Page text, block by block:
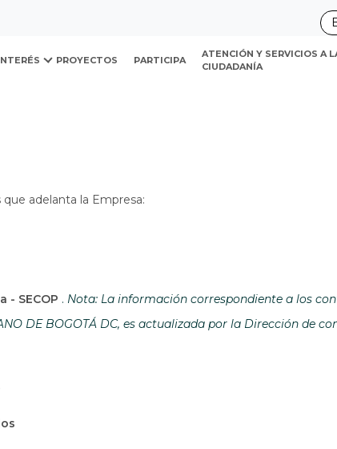
Urbano
PROYECTOS PARTICIPA
ATENCIÓN Y SERVICIOS A
CIUDADANÍA
adelanta la Empresa:
- SECOP Abre en una nueva ventana
. Nota: La información correspondiente a los
DE BOGOTÁ DC, es actualizada por la Dirección de